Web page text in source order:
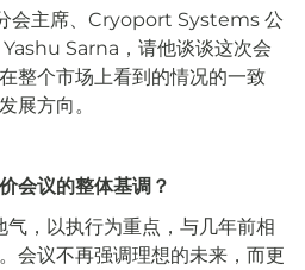
会主席、Cryoport Systems 公
Sarna，请他谈谈这次会
整个市场上看到的情况的一致
展方向。
会议的整体基调？
气，以执行为重点，与几年前相
会议不再强调理想的未来，而更